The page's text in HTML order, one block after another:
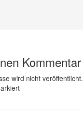
Kommentar
wird nicht veröffentlicht.